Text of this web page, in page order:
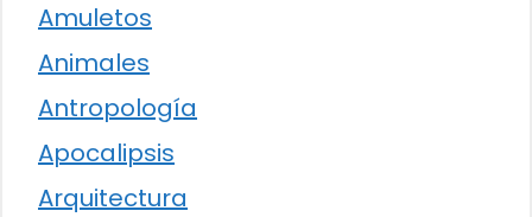
Amuletos
Animales
Antropología
Apocalipsis
Arquitectura